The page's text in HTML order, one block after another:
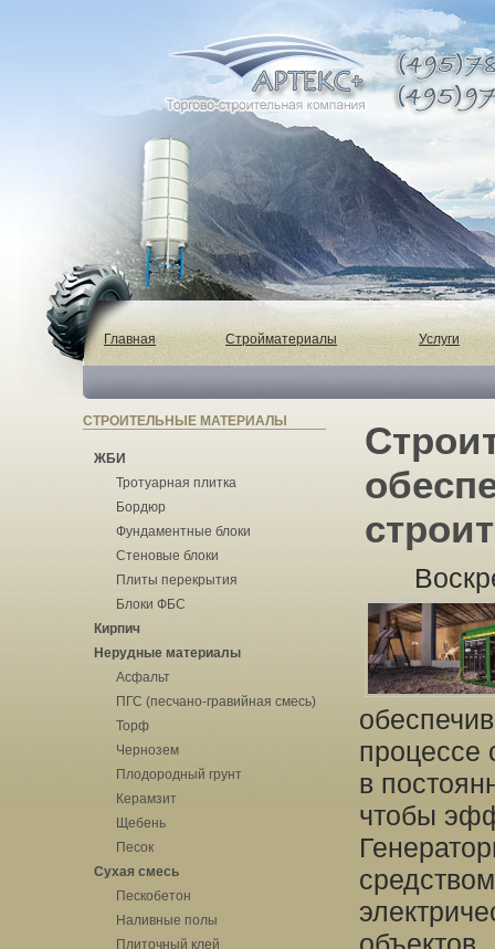
Главная Стройматериалы Услуги
СТРОИТЕЛЬНЫЕ МАТЕРИАЛЫ
ЖБИ
Тротуарная плитка
Бордюр
Фундаментные блоки
Стеновые блоки
Плиты перекрытия
Блоки ФБС
Кирпич
Нерудные материалы
Асфальт
ПГС (песчано-гравийная смесь)
Торф
Чернозем
Плодородный грунт
Керамзит
Щебень
Песок
Сухая смесь
Пескобетон
Наливные полы
Плиточный клей
процессе
в
чтобы